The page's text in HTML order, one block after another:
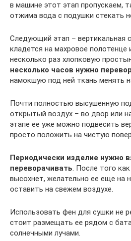
в машине этот этап пропускаем,
отжима вода с подушки стекать
Следующий этап – вертикальная
кладется на махровое полотенце
несколько раз хлопковую
несколько часов нужно
намокшую под ней ткань менять
Почти полностью высушенную
открытый воздух – во двор или
этапе ее уже можно подвесить
просто положить на чистую
Периодически изделие нужно
переворачивать. После того
высохнет, желательно ее еще на
оставить на свежем воздухе.
Использовать фен для сушки не
стоит размещать ее рядом с
солнечными лучами.